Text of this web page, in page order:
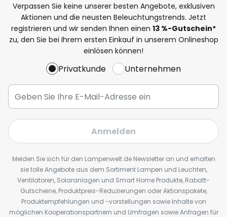
Verpassen Sie keine unserer besten Angebote, exklusiven
Aktionen und die neusten Beleuchtungstrends. Jetzt
registrieren und wir senden Ihnen einen 13 %-Gutschein*
zu, den Sie bei Ihrem ersten Einkauf in unserem Onlineshop
einlösen können!
Privatkunde Unternehmen
Anmelden
Melden Sie sich für den Lampenwelt.de Newsletter an und erhalten
sie tolle Angebote aus dem Sortiment Lampen und Leuchten,
Ventilatoren, Solaranlagen und Smart Home Produkte, Rabatt-
Gutscheine, Produktpreis-Reduzierungen oder Aktionspakete,
Produktempfehlungen und -vorstellungen sowie Inhalte von
möglichen Kooperationspartnern und Umfragen sowie Anfragen für